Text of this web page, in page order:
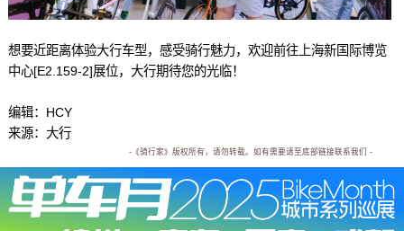
想要近距离体验大行车型，感受骑行魅力，欢迎前往上海新国际博览
中心[E2.159-2]展位，大行期待您的光临！
编辑：HCY
来源：大行
-《骑行家》版权所有，请勿转载。如有需要请至底部链接联系我们 -